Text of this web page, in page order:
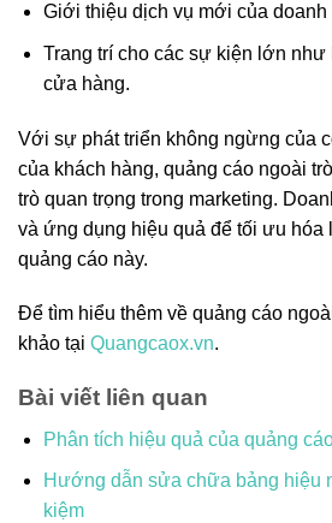
Giới thiệu dịch vụ mới của doanh
Trang trí cho các sự kiện lớn
cửa hàng.
Với sự phát triển không ngừng của
của khách hàng, quảng cáo ngoài
trò quan trọng trong marketing.
và ứng dụng hiệu quả để tối ưu
quảng cáo này.
Để tìm hiểu thêm về quảng cáo
khảo tại Quangcaox.vn.
Bài viết liên quan
Phân tích hiệu quả của quảng
Hướng dẫn sửa chữa bảng hiệu
kiệm